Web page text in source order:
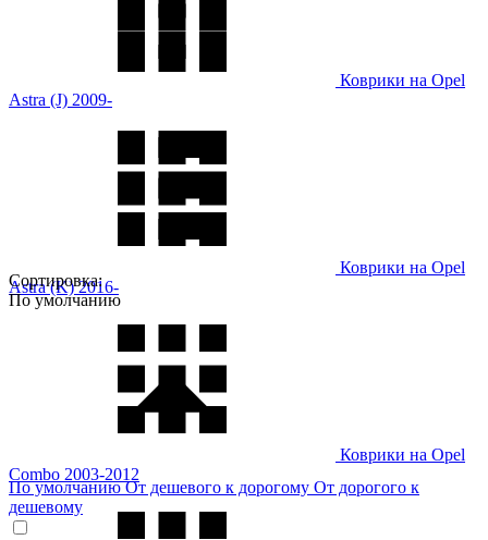
Коврики на Opel
Astra (J) 2009-
Коврики на Opel
Astra (K) 2016-
Коврики на Opel
Combo 2003-2012
Сортировка:
По умолчанию
По умолчаниюОт дешевого к дорогому От дорогого к
дешевому